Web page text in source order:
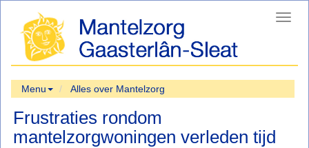
Menu Alles over Mantelzorg
Frustraties rondom
mantelzorgwoningen verleden tijd